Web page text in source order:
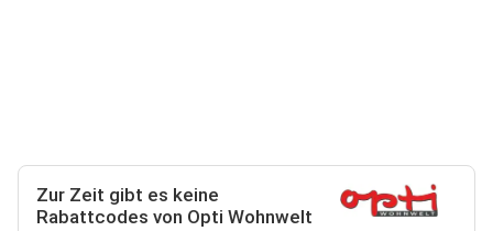
Zur Zeit gibt es keine
Rabattcodes von Opti Wohnwelt